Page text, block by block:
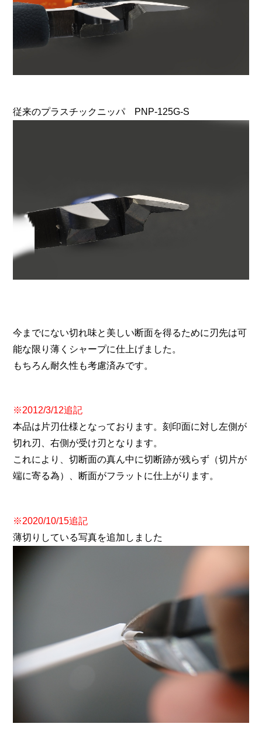
従来のプラスチックニッパ PNP-125G-S
今までにない切れ味と美しい断面を得るために刃先は可
能な限り薄くシャープに仕上げました。
もちろん耐久性も考慮済みです。
※2012/3/12追記
本品は片刃仕様となっております。刻印面に対し左側が
切れ刃、右側が受け刃となります。
これにより、切断面の真ん中に切断跡が残らず（切片が
端に寄る為）、断面がフラットに仕上がります。
※2020/10/15追記
薄切りしている写真を追加しました